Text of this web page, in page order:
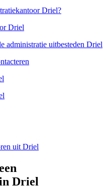
Driel?
Driel
administratie uitbesteden Driel
uit Driel
Driel